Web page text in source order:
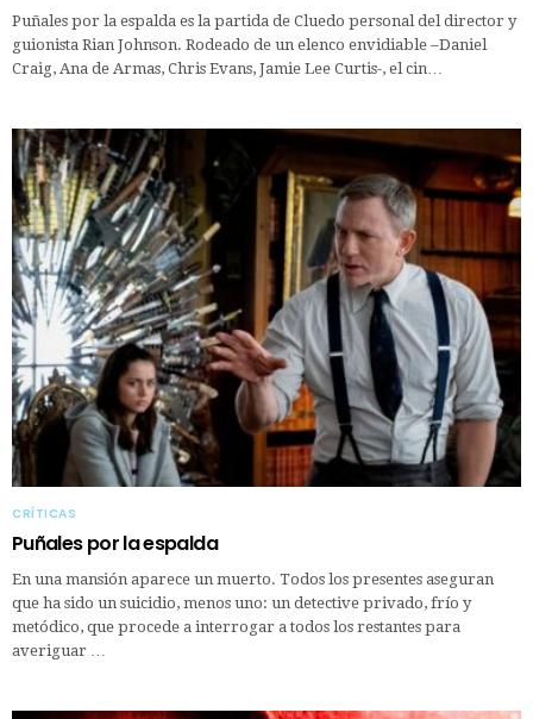
Puñales por la espalda es la partida de Cluedo personal del director y
guionista Rian Johnson. Rodeado de un elenco envidiable –Daniel
Craig, Ana de Armas, Chris Evans, Jamie Lee Curtis-, el cin…
CRÍTICAS
Puñales por la espalda
En una mansión aparece un muerto. Todos los presentes aseguran
que ha sido un suicidio, menos uno: un detective privado, frío y
metódico, que procede a interrogar a todos los restantes para
averiguar …